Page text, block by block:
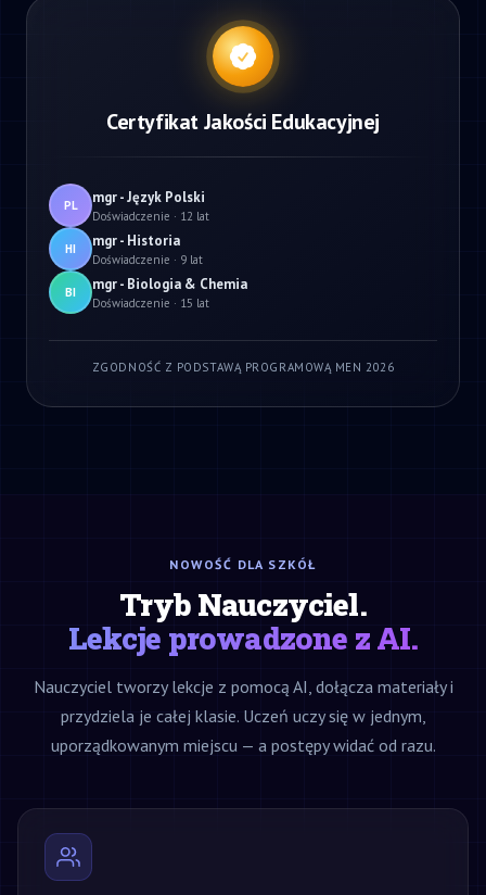
Certyfikat Jakości Edukacyjnej
PL mgr - Język Polski
Doświadczenie · 12 lat
HI mgr - Historia
Doświadczenie · 9 lat
BI mgr - Biologia & Chemia
Doświadczenie · 15 lat
ZGODNOŚĆ Z PODSTAWĄ PROGRAMOWĄ MEN 2026
NOWOŚĆ DLA SZKÓŁ
Tryb Nauczyciel.
Lekcje prowadzone z AI.
Nauczyciel tworzy lekcje z pomocą AI, dołącza materiały i
przydziela je całej klasie. Uczeń uczy się w jednym,
uporządkowanym miejscu — a postępy widać od razu.